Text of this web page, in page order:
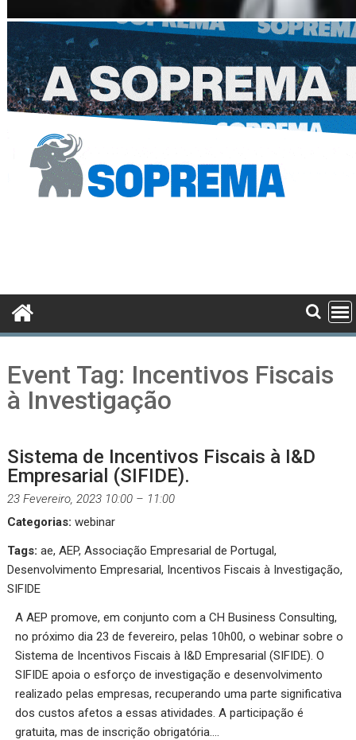
Event Tag: Incentivos Fiscais
à Investigação
Sistema de Incentivos Fiscais à I&D
Empresarial (SIFIDE).
23 Fevereiro, 2023 10:00 – 11:00
Categorias: webinar
Tags: ae,AEP,Associação Empresarial de Portugal,
Desenvolvimento Empresarial, Incentivos Fiscais à Investigação,
SIFIDE
A AEP promove, em conjunto com a CH Business Consulting,
no próximo dia 23 de fevereiro, pelas 10h00, o webinar sobre o
Sistema de Incentivos Fiscais à I&D Empresarial (SIFIDE). O
SIFIDE apoia o esforço de investigação e desenvolvimento
realizado pelas empresas, recuperando uma parte significativa
dos custos afetos a essas atividades. A participação é
gratuita, mas de inscrição obrigatória.…